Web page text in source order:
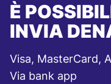
È
INVIA
Visa, MasterCard,
Via bank app